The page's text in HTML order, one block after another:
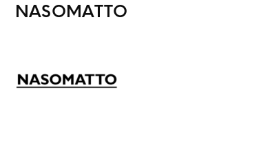
NASOMATTO